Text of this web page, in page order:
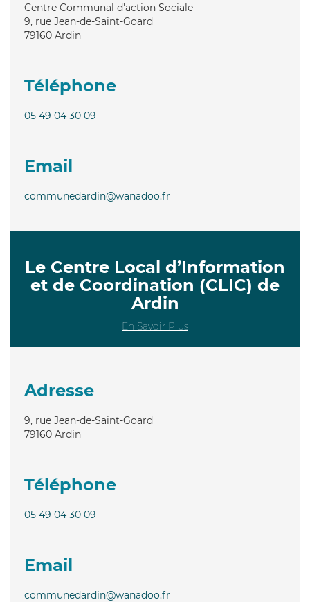
Centre Communal d'action Sociale
9, rue Jean-de-Saint-Goard
79160 Ardin
Téléphone
05 49 04 30 09
Email
communedardin@wanadoo.fr
Le Centre Local d’Information
et de Coordination (CLIC) de
Ardin
En Savoir Plus
Adresse
9, rue Jean-de-Saint-Goard
79160 Ardin
Téléphone
05 49 04 30 09
Email
communedardin@wanadoo.fr